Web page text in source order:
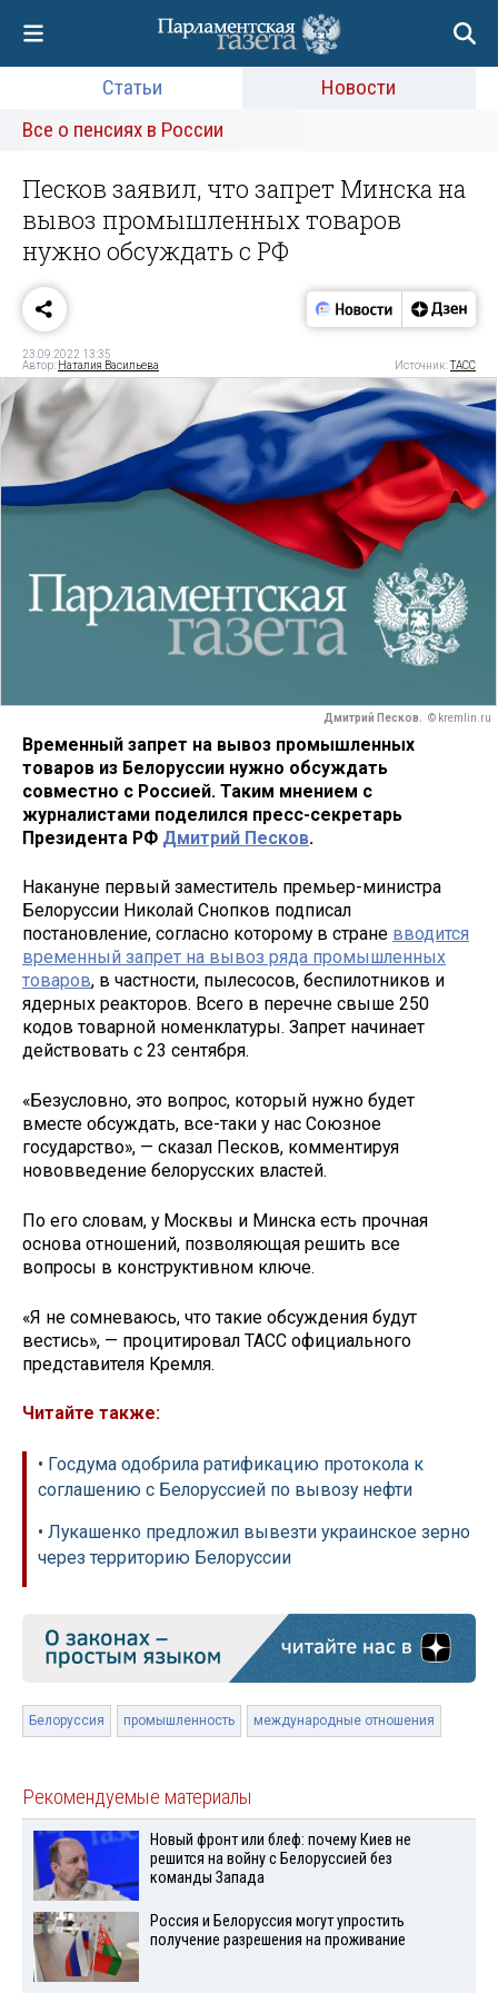
Статьи
Новости
Все о пенсиях в России
Песков заявил, что запрет Минска на
вывоз промышленных товаров
нужно обсуждать с РФ
23.09.2022 13:35
Автор: Наталия Васильева Источник:ТАСС
Дмитрий Песков. © kremlin.ru
Временный запрет на вывоз промышленных
товаров из Белоруссии нужно обсуждать
совместно с Россией. Таким мнением с
журналистами поделился пресс-секретарь
Президента РФ Дмитрий Песков.
Накануне первый заместитель премьер-министра
Белоруссии Николай Снопков подписал
постановление, согласно которому в стране вводится
временный запрет на вывоз ряда промышленных
товаров, в частности, пылесосов, беспилотников и
ядерных реакторов. Всего в перечне свыше 250
кодов товарной номенклатуры. Запрет начинает
действовать с 23 сентября.
«Безусловно, это вопрос, который нужно будет
вместе обсуждать, все-таки у нас Союзное
государство», — сказал Песков, комментируя
нововведение белорусских властей.
По его словам, у Москвы и Минска есть прочная
основа отношений, позволяющая решить все
вопросы в конструктивном ключе.
«Я не сомневаюсь, что такие обсуждения будут
вестись», — процитировал ТАСС официального
представителя Кремля.
Читайте также:
• Госдума одобрила ратификацию протокола к
соглашению с Белоруссией по вывозу нефти
• Лукашенко предложил вывезти украинское зерно
через территорию Белоруссии
Белоруссия промышленность международные отношения
Рекомендуемые материалы
Новый фронт или блеф: почему Киев не
решится на войну с Белоруссией без
команды Запада
Россия и Белоруссия могут упростить
получение разрешения на проживание